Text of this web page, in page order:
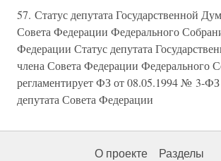
57. Статус депутата Государственной
Совета Федерации Федерального
Федерации Статус депутата
члена Совета Федерации Федерального
регламентирует ФЗ от 08.05.1994 № 3-ФЗ
депутата Совета Федерации
О проекте Разделы